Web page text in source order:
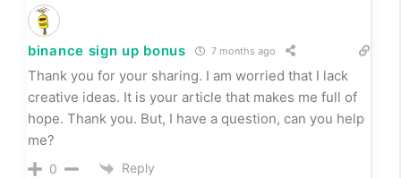
binance sign up bonus 7 months ago
Thank you for your sharing. I am worried that I lack
creative ideas. It is your article that makes me full of
hope. Thank you. But, I have a question, can you help
me?
0 Reply